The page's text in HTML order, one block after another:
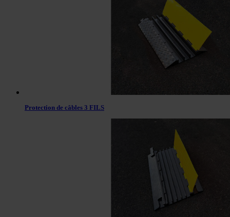
Protection de câbles 3 FILS